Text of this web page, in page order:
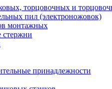
торцовочных и
пил (электроножовок)
монтажных
стержни
принадлежности